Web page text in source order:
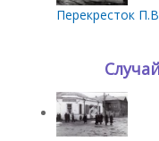
Перекресток